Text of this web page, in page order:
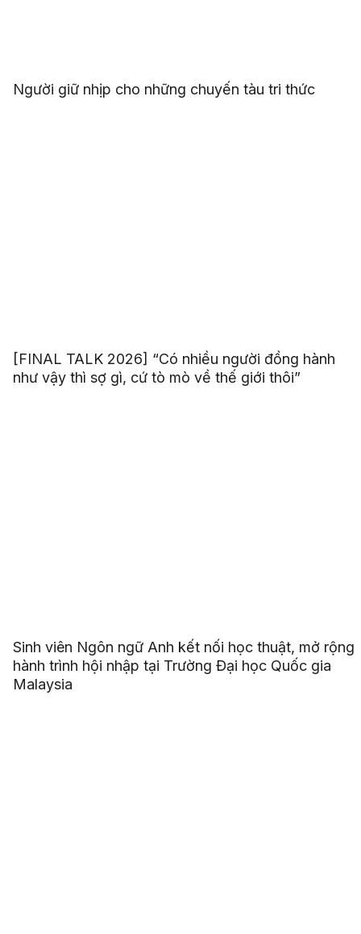
Người giữ nhịp cho những chuyến tàu tri thức
[FINAL TALK 2026] “Có nhiều người đồng hành
như vậy thì sợ gì, cứ tò mò về thế giới thôi”
Sinh viên Ngôn ngữ Anh kết nối học thuật, mở rộng
hành trình hội nhập tại Trường Đại học Quốc gia
Malaysia